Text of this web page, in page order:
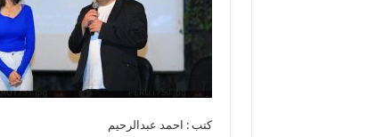
كتب : احمد عبدالرحيم